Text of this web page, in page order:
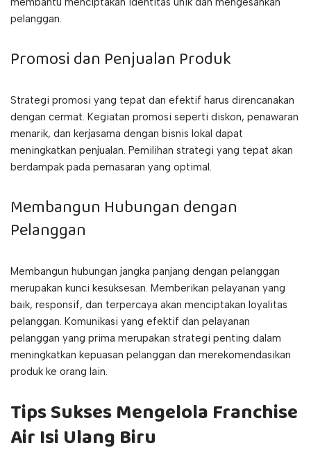
pelanggan.
Promosi dan Penjualan Produk
Strategi promosi yang tepat dan efektif harus direncanakan
dengan cermat. Kegiatan promosi seperti diskon, penawaran
menarik, dan kerjasama dengan bisnis lokal dapat
meningkatkan penjualan. Pemilihan strategi yang tepat akan
berdampak pada pemasaran yang optimal.
Membangun Hubungan dengan
Pelanggan
Membangun hubungan jangka panjang dengan pelanggan
merupakan kunci kesuksesan. Memberikan pelayanan yang
baik, responsif, dan terpercaya akan menciptakan loyalitas
pelanggan. Komunikasi yang efektif dan pelayanan
pelanggan yang prima merupakan strategi penting dalam
meningkatkan kepuasan pelanggan dan merekomendasikan
produk ke orang lain.
Tips Sukses Mengelola Franchise
Air Isi Ulang Biru